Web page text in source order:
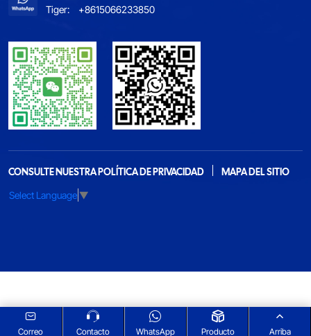
Tiger:
+8615066233850
CONSULTE NUESTRA POLÍTICA DE PRIVACIDAD
MAPA DEL SITIO
Select Language▼
Correo Contacto WhatsApp Producto Arriba